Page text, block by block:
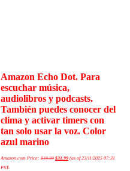
Amazon Echo Dot. Para
escuchar música,
audiolibros y podcasts.
También puedes conocer del
clima y activar timers con
tan solo usar la voz. Color
azul marino
Amazon.com Price:$49.99 $31.99 (as of 23/11/2025 07:31
PST-